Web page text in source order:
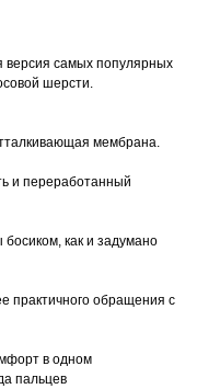
версия самых популярных
шерсти.
мембрана.
и переработанный
как и задумано
практичного обращения с
в одном
пальцев